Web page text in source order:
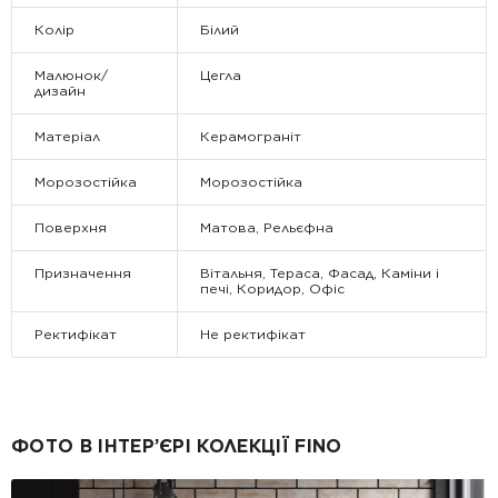
Колір Білий
Малюнок/
дизайн
Цегла
Матеріал Керамограніт
Морозостійка Морозостійка
Поверхня Матова, Рельєфна
Призначення
Вітальня, Тераса, Фасад, Каміни і
печі, Коридор, Офіс
Ректифікат Не ректифікат
ФОТО В ІНТЕР’ЄРІ КОЛЕКЦІЇ FINO